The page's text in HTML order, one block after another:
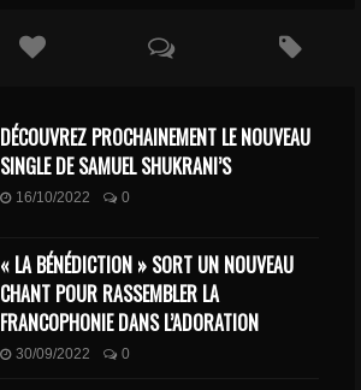
DÉCOUVREZ PROCHAINEMENT LE NOUVEAU
SINGLE DE SAMUEL SHUKRANI’S
16/10/2022 0
« LA BÉNÉDICTION » SORT UN NOUVEAU
CHANT POUR RASSEMBLER LA
FRANCOPHONIE DANS L’ADORATION
30/09/2022 0